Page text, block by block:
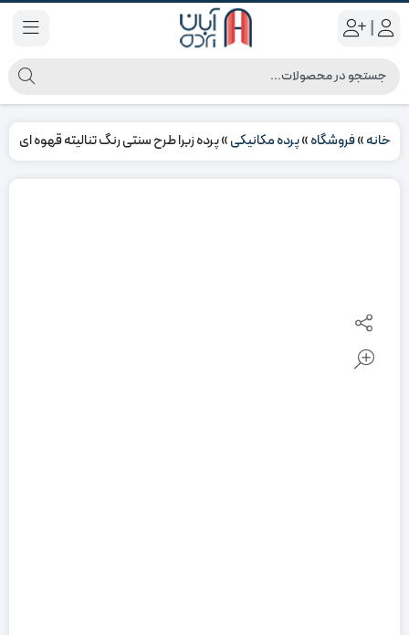
|
خانه»فروشگاه»پرده مکانیکی»پرده زبرا طرح سنتی رنگ تنالیته قهوه ای